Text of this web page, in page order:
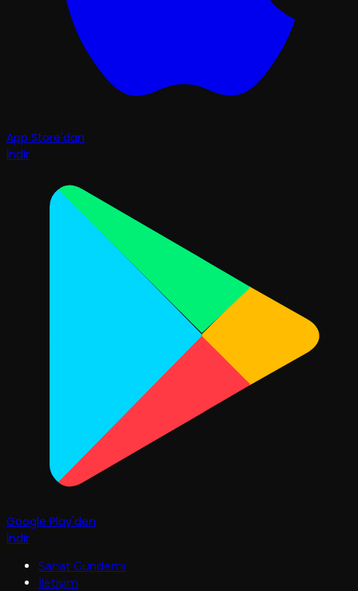
App Store'dan
İndir
Google Play'den
İndir
Sanat Gündemi
İletişim